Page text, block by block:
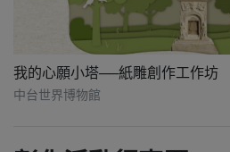
我的心願小塔──紙雕創作工作坊
中台世界博物館